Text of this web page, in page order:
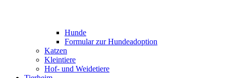
Hunde
Formular zur Hundeadoption
Katzen
Kleintiere
Hof- und Weidetiere